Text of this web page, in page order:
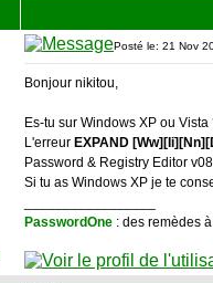
Posté le: 21 Nov
Bonjour nikitou,
Es-tu sur Windows XP ou Vista
L'erreur EXPAND
Password & Registry Editor
Si tu as Windows XP je te
PasswordOne : des remèdes